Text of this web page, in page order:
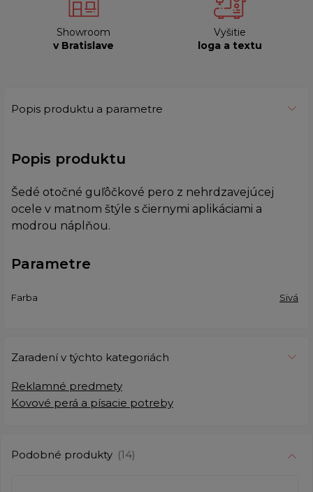
Showroom
v Bratislave
Vyšitie
loga a textu
Popis produktu a parametre
Popis produktu
Šedé otočné guľôčkové pero z nehrdzavejúcej
ocele v matnom štýle s čiernymi aplikáciami a
modrou náplňou.
Parametre
Farba Sivá
Zaradení v týchto kategoriách
Reklamné predmety
Kovové perá a písacie potreby
Podobné produkty (14)